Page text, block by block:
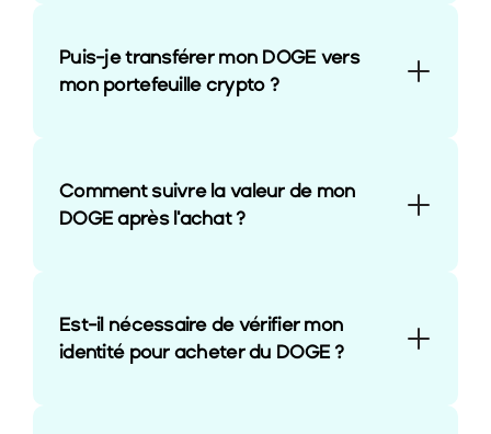
Puis-je transférer mon DOGE vers
mon portefeuille crypto ?
Comment suivre la valeur de mon
DOGE après l'achat ?
Est-il nécessaire de vérifier mon
identité pour acheter du DOGE ?